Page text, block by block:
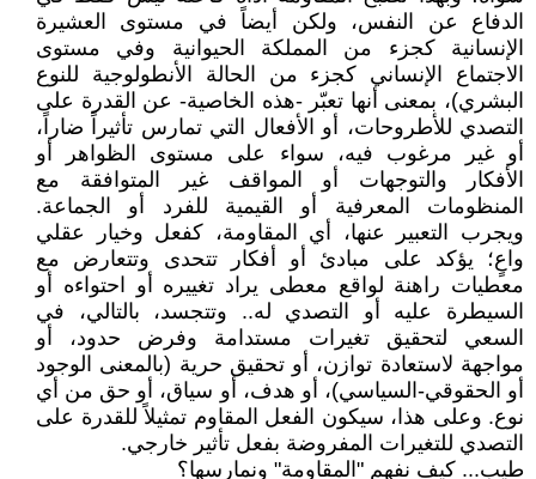
الدفاع عن النفس، ولكن أيضاً في مستوى العشيرة
الإنسانية كجزء من المملكة الحيوانية وفي مستوى
الاجتماع الإنساني كجزء من الحالة الأنطولوجية للنوع
البشري)، بمعنى أنها تعبّر -هذه الخاصية- عن القدرة على
التصدي للأطروحات، أو الأفعال التي تمارس تأثيراً ضاراً،
أو غير مرغوب فيه، سواء على مستوى الظواهر أو
الأفكار والتوجهات أو المواقف غير المتوافقة مع
المنظومات المعرفية أو القيمية للفرد أو الجماعة.
ويجرب التعبير عنها، أي المقاومة، كفعل وخيار عقلي
واعٍ؛ يؤكد على مبادئ أو أفكار تتحدى وتتعارض مع
معطيات راهنة لواقع معطى يراد تغييره أو احتواءه أو
السيطرة عليه أو التصدي له.. وتتجسد، بالتالي، في
السعي لتحقيق تغيرات مستدامة وفرض حدود، أو
مواجهة لاستعادة توازن، أو تحقيق حرية (بالمعنى الوجود
أو الحقوقي-السياسي)، أو هدف، أو سياق، أو حق من أي
نوع. وعلى هذا، سيكون الفعل المقاوم تمثيلاً للقدرة على
التصدي للتغيرات المفروضة بفعل تأثير خارجي.
طيب... كيف نفهم "المقاومة" ونمارسها؟